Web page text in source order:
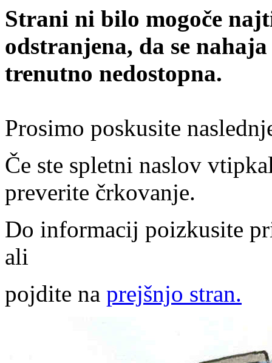
Strani ni bilo mogoče
odstranjena, da se
trenutno nedostopna.
Prosimo poskusite
Če ste spletni naslov
preverite črkovanje.
Do informacij poizkusite
ali
pojdite na prejšnjo stran.